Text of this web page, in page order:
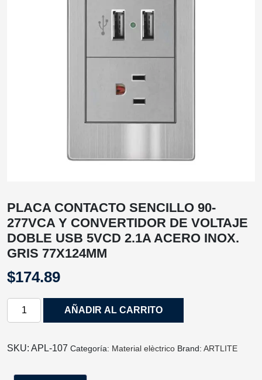
PLACA CONTACTO SENCILLO 90-
277VCA Y CONVERTIDOR DE VOLTAJE
DOBLE USB 5VCD 2.1A ACERO INOX.
GRIS 77X124MM
$174.89
PLACA
90-
AÑADIR AL CARRITO
SKU: APL-107 Categoría: Material elèctrico Brand: ARTLITE